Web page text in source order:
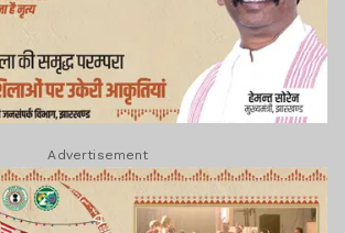
Advertisement